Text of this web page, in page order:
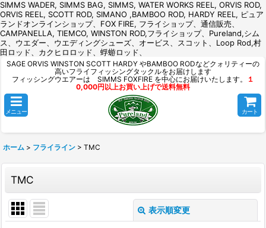
SIMMS WADER, SIMMS BAG, SIMMS, WATER WORKS REEL, ORVIS ROD,
ORVIS REEL, SCOTT ROD, SIMANO ,BAMBOO ROD, HARDY REEL, ピュア
ランドオンラインショップ、FOX FIRE, フライショップ、通信販売、
CAMPANELLA, TIEMCO, WINSTON ROD,フライショップ、Pureland,シム
ス、ウエダー、ウエディングシューズ、オービス、スコット、Loop Rod,村
田ロッド、カクヒロロッド、蜉蝣ロッド、
SAGE ORVIS WINSTON SCOTT HARDY やBAMBOO RODなどクォリティーの
高いフライフィッシングタックルをお届けします
フィッシングウエアーは SIMMS FOXFIRE を中心にお届けいたします。
１
0,000円以上お買い上げで送料無料
メニュー カート
ホーム > フライライン > TMC
TMC
表示順変更